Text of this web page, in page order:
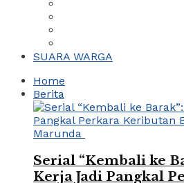
SUARA WARGA
Home
Berita
Serial “Kembali ke
Kerja Jadi Pangkal